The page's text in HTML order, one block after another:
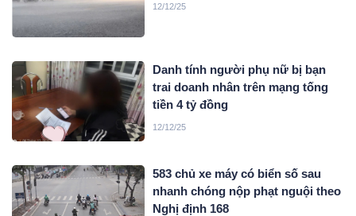
12/12/25
Danh tính người phụ nữ bị bạn
trai doanh nhân trên mạng tống
tiền 4 tỷ đồng
12/12/25
583 chủ xe máy có biển số sau
nhanh chóng nộp phạt nguội theo
Nghị định 168